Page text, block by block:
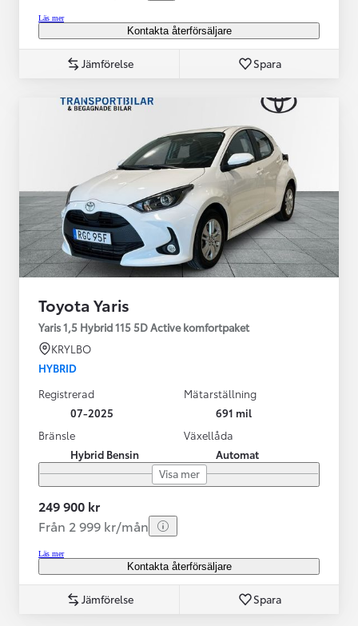
Läs mer
Kontakta återförsäljare
Jämförelse Spara
Toyota Yaris
Yaris 1,5 Hybrid 115 5D Active komfortpaket
KRYLBO
HYBRID
Registrerad
07-2025
Mätarställning
691 mil
Bränsle
Hybrid Bensin
Växellåda
Automat
Visa mer
249 900 kr
Från 2 999 kr/mån
Läs mer
Kontakta återförsäljare
Jämförelse Spara